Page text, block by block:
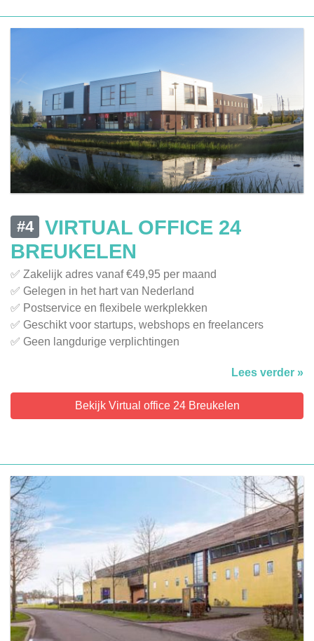
#4
VIRTUAL OFFICE 24
BREUKELEN
✅ Zakelijk adres vanaf €49,95 per maand
✅ Gelegen in het hart van Nederland
✅ Postservice en flexibele werkplekken
✅ Geschikt voor startups, webshops en freelancers
✅ Geen langdurige verplichtingen
Lees verder »
Bekijk Virtual office 24 Breukelen